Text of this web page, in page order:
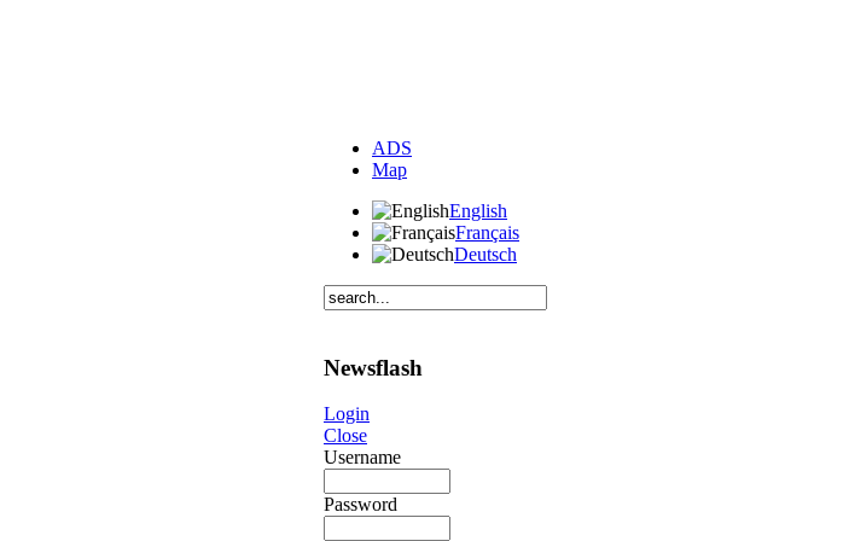
ADS
Map
English
Français
Deutsch
Newsflash
Login
Close
Username
Password